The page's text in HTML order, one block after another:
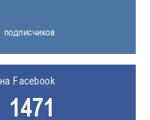
подписчиков
Facebook
1471